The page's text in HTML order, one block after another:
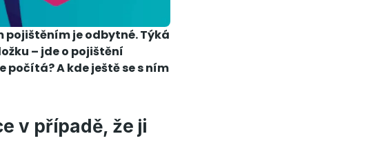
pojištěním je odbytné. Týká
– jde o pojištění
počítá? A kde ještě se s ním
v případě, že ji